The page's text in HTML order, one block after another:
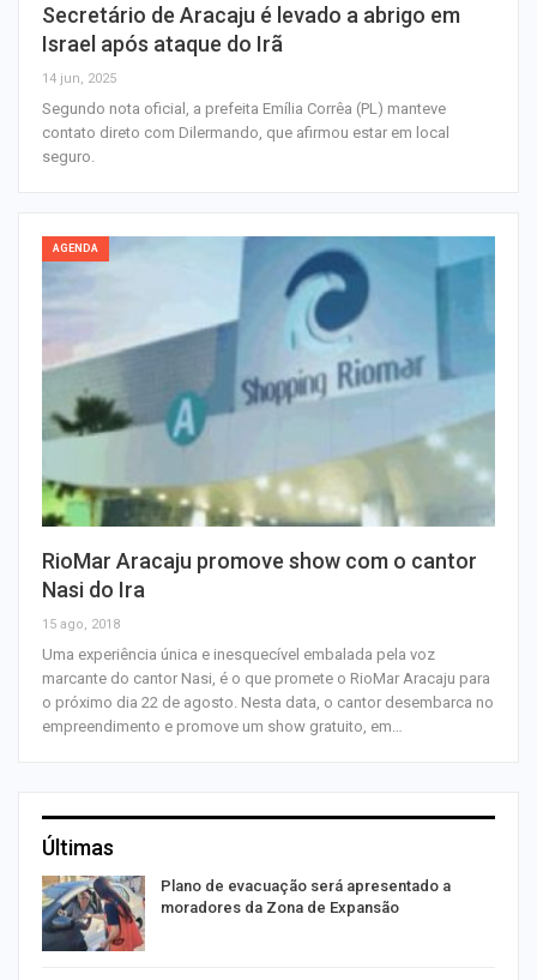
Secretário de Aracaju é levado a abrigo em
Israel após ataque do Irã
14 jun, 2025
Segundo nota oficial, a prefeita Emília Corrêa (PL) manteve
contato direto com Dilermando, que afirmou estar em local
seguro.
AGENDA
RioMar Aracaju promove show com o cantor
Nasi do Ira
15 ago, 2018
Uma experiência única e inesquecível embalada pela voz
marcante do cantor Nasi, é o que promete o RioMar Aracaju para
o próximo dia 22 de agosto. Nesta data, o cantor desembarca no
empreendimento e promove um show gratuito, em…
Últimas
Plano de evacuação será apresentado a
moradores da Zona de Expansão